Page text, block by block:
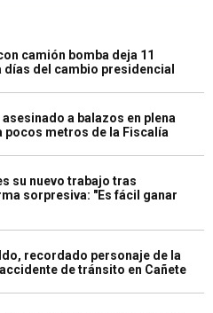
camión bomba deja 11
días del cambio presidencial
a balazos en plena
pocos metros de la Fiscalía
su nuevo trabajo tras
sorpresiva: "Es fácil ganar
recordado personaje de la
de tránsito en Cañete